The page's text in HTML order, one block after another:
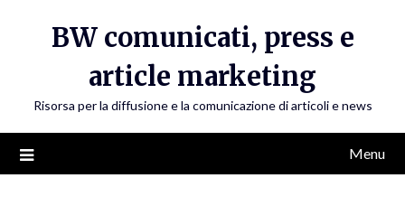
BW comunicati, press e
article marketing
Risorsa per la diffusione e la comunicazione di articoli e news
Menu